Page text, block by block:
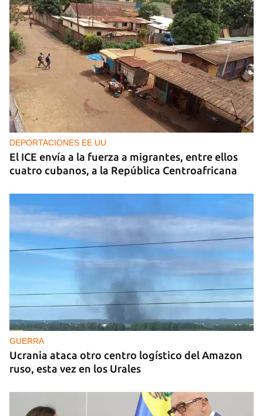
Guardar como favorito
Para poder guardar como favorito, primero has de
iniciar sesión con tu cuenta de 14ymedio.
INICIAR SESIÓN CANCELAR
DEPORTACIONES EE UU
El ICE envía a la fuerza a migrantes, entre ellos
cuatro cubanos, a la República Centroafricana
GUERRA
Ucrania ataca otro centro logístico del Amazon
ruso, esta vez en los Urales